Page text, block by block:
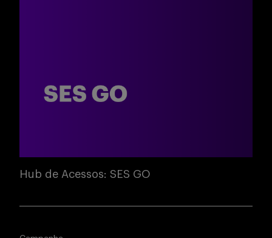
Hub de Acessos: SES GO